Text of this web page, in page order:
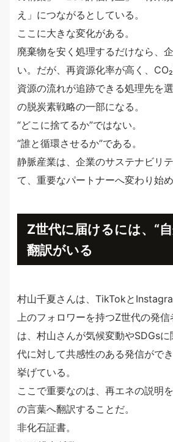
え」につながるとしている。
ここに大きな変化がある。
廃棄物を安く処理するだけなら、
い。だが、再資源化率が高く、
資源の流れが追跡できる処理先を
の脱炭素戦略の一部になる。
“どこに捨てるか”ではない。
“誰と循環させるか”である。
静脈産業は、企業のサステナビリ
て、重要なパートナーへ変わり始め
Z世代に届けるには、“
翻訳がいる
村山千夏さんは、TikTokと
上のフォロワーを持つZ世代の発
は、村山さんが気候変動やSDGs
代に対して共感性のある発信がで
挙げている。
ここで重要なのは、再エネの説明
の言葉へ翻訳することだ。
非化石証書。